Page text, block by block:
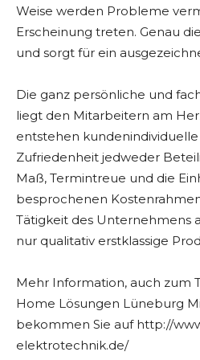
Weise werden Probleme
Erscheinung treten. Genau
und sorgt für ein
Die ganz persönliche und
liegt den Mitarbeitern am
entstehen
Zufriedenheit jedweder
Maß, Termintreue und die
besprochenen
Tätigkeit des Unternehmens
nur qualitativ erstklassige
Mehr Information, auch zum
Home Lösungen Lüneburg
bekommen Sie auf http://
elektrotechnik.de/